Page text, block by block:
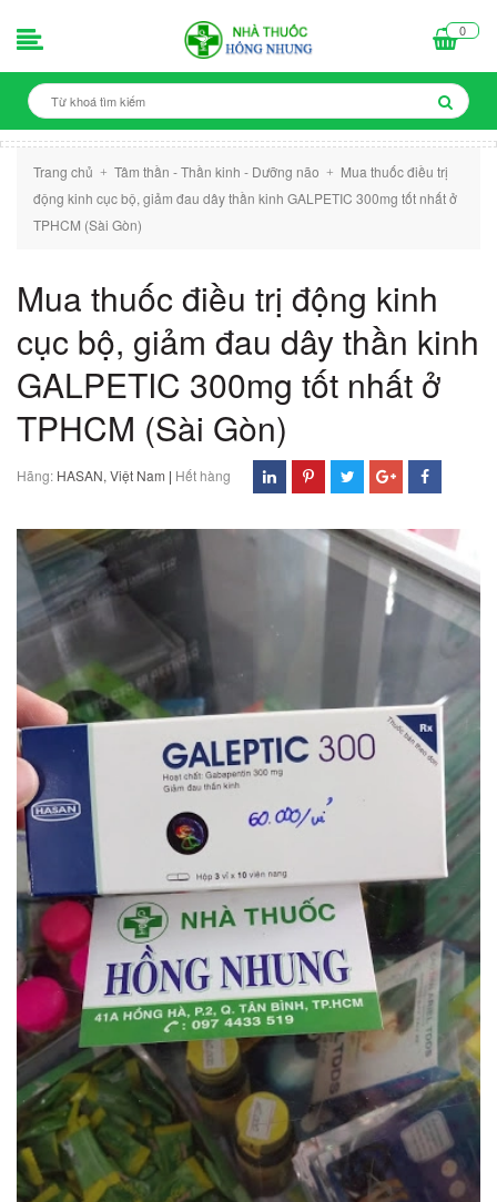
0
Trang chủ + Tâm thần - Thần kinh - Dưỡng não +
Mua thuốc điều trị
động kinh cục bộ, giảm đau dây thần kinh GALPETIC 300mg tốt nhất ở
TPHCM (Sài Gòn)
Mua thuốc điều trị động kinh
cục bộ, giảm đau dây thần kinh
GALPETIC 300mg tốt nhất ở
TPHCM (Sài Gòn)
Hãng: HASAN, Việt Nam | Hết hàng